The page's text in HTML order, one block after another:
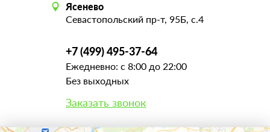
Ясенево
Севастопольский пр-т, 95Б, с.4
+7 (499) 495-37-64
Ежедневно: с 8:00 до 22:00
Без выходных
Заказать звонок